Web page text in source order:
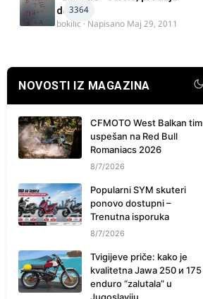
3364
delova
bokilic · Napisano Maj 29, 2011
NOVOSTI IZ MAGAZINA
CFMOTO West Balkan tim
uspešan na Red Bull
Romaniacs 2026
8/7/2026
Popularni SYM skuteri
ponovo dostupni –
Trenutna isporuka
8/7/2026
Tvigijeve priče: kako je
kvalitetna Jawa 250 и 175
enduro “zalutala” u